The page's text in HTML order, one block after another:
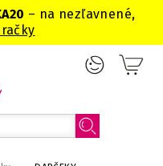
– na nezľavnené,